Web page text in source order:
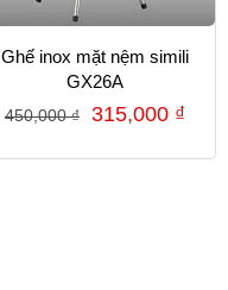
Ghế inox mặt nệm simili
GX26A
450,000₫ 315,000 ₫